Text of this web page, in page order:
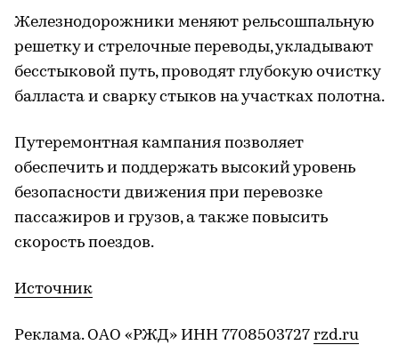
Железнодорожники меняют рельсошпальную
решетку и стрелочные переводы, укладывают
бесстыковой путь, проводят глубокую очистку
балласта и сварку стыков на участках полотна.
Путеремонтная кампания позволяет
обеспечить и поддержать высокий уровень
безопасности движения при перевозке
пассажиров и грузов, а также повысить
скорость поездов.
Источник
Реклама. ОАО «РЖД» ИНН 7708503727 rzd.ru